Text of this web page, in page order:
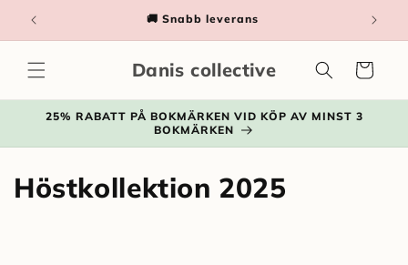
vidare
till
innehåll
🚚 Snabb leverans
Danis collective Varukorg
25% RABATT PÅ BOKMÄRKEN VID KÖP AV MINST 3
BOKMÄRKEN
P
Höstkollektion 2025